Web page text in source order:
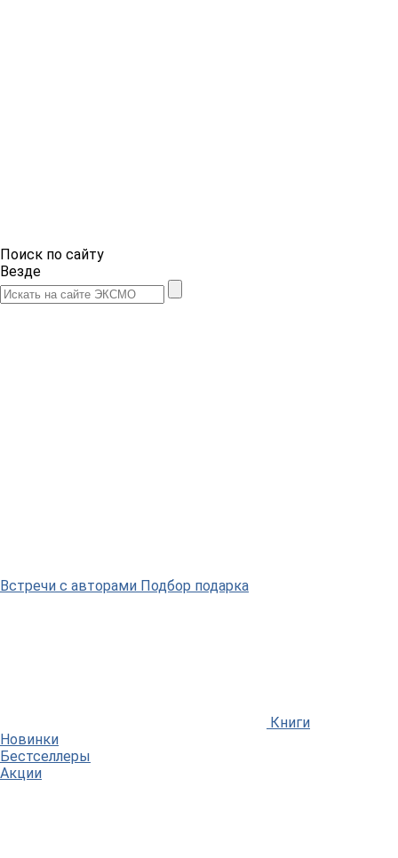
Поиск по сайту
Везде
Встречи с авторами Подбор подарка
Книги
Новинки
Бестселлеры
Акции